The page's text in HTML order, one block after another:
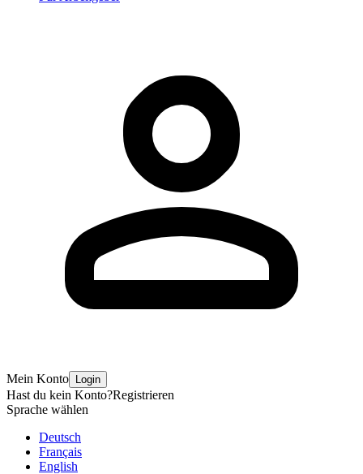
Mein Konto Login
Hast du kein Konto?Registrieren
Sprache wählen
Deutsch
Français
English